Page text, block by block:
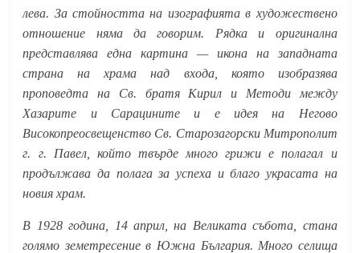
лева. За стойността на изографията в художествено
отношение няма да говорим. Рядка и оригинална
представлява една картина — икона на западната
страна на храма над входа, която изобразява
проповедта на Св. братя Кирил и Методи между
Хазарите и Сарацините и е идея на Негово
Високопреосвещенство Св. Старозагорски Митрополит
г. г. Павел, който твърде много грижи е полагал и
продължава да полага за успеха и благо украсата на
новия храм.
В 1928 година, 14 април, на Великата събота, стана
голямо земетресение в Южна България. Много селища